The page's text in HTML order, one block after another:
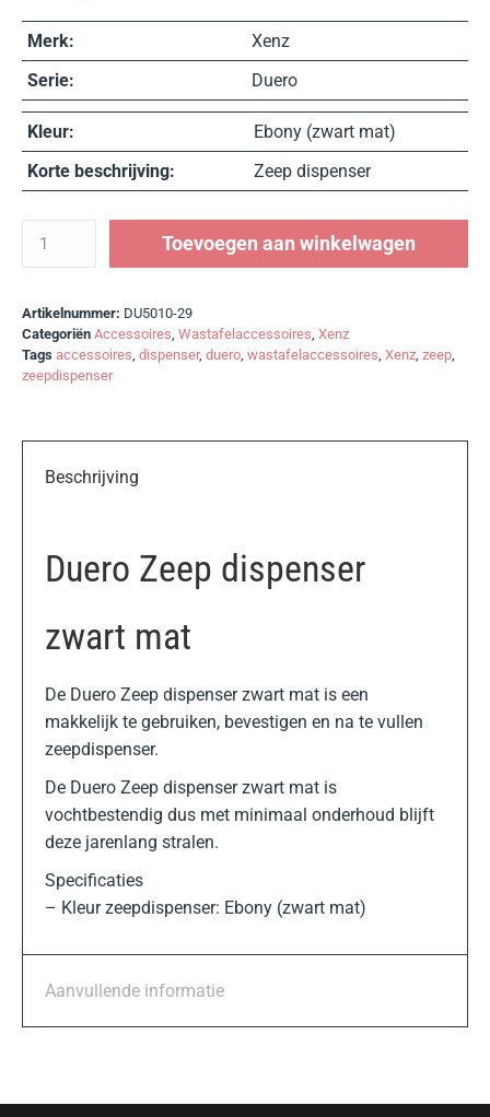
Merk:
Xenz
Serie:
Duero
Kleur:
Ebony (zwart mat)
Korte beschrijving:
Zeep dispenser
Toevoegen aan winkelwagen
Artikelnummer: DU5010-29
Categoriën Accessoires, Wastafelaccessoires, Xenz
Tags accessoires, dispenser, duero, wastafelaccessoires, Xenz, zeep,
zeepdispenser
Beschrijving
Duero Zeep dispenser
zwart mat
De Duero Zeep dispenser zwart mat is een
makkelijk te gebruiken, bevestigen en na te vullen
zeepdispenser.
De Duero Zeep dispenser zwart mat is
vochtbestendig dus met minimaal onderhoud blijft
deze jarenlang stralen.
Specificaties
– Kleur zeepdispenser: Ebony (zwart mat)
Aanvullende informatie